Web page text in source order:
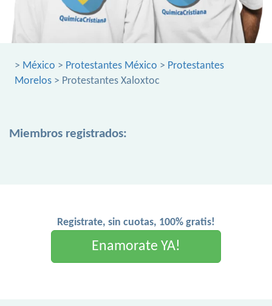
> México > Protestantes México > Protestantes
Morelos > Protestantes Xaloxtoc
Miembros registrados:
Registrate, sin cuotas, 100% gratis!
Enamorate YA!